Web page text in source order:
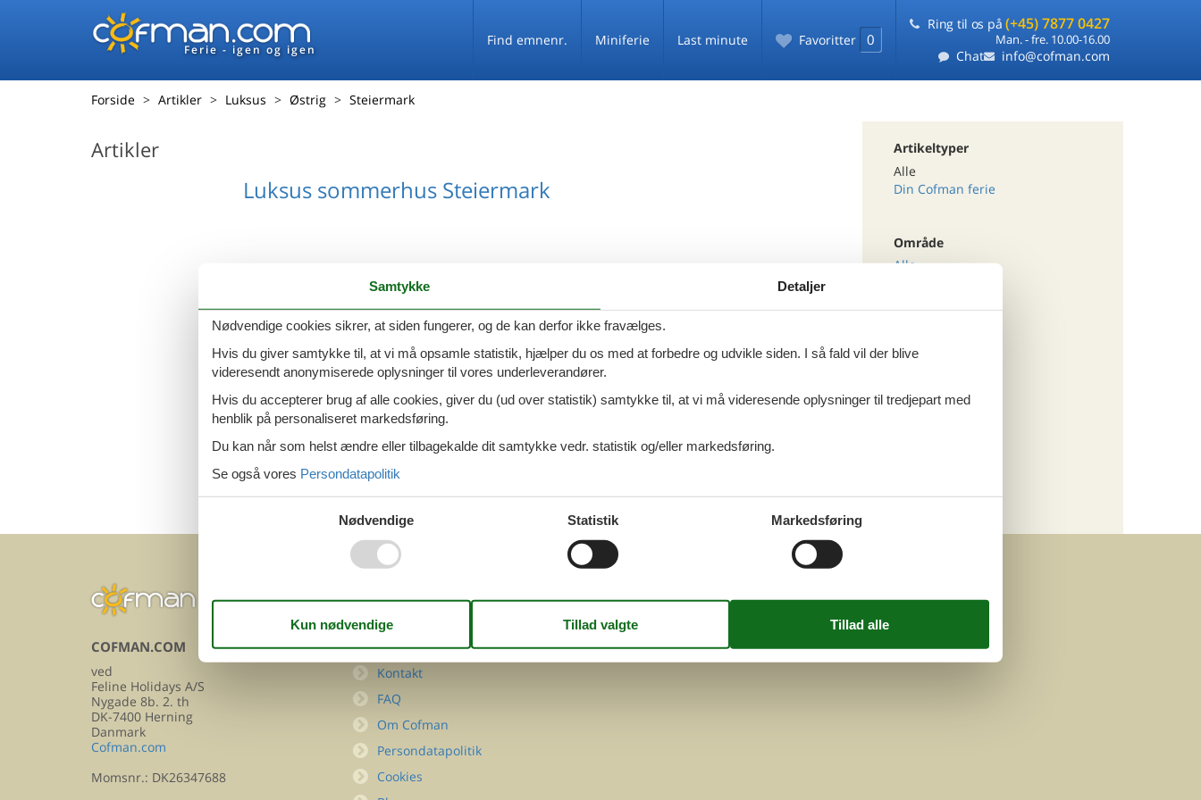
Ferie - igen og igen
Find emnenr. Miniferie Last minute Favoritter 0
Ring til os på (+45) 7877 0427
Man. - fre. 10.00-16.00
Chat info@cofman.com
Forside Artikler Luksus Østrig Steiermark
Artikler
Luksus sommerhus Steiermark
Luksus sommerhus Paal
Artikeltyper
Alle
Din Cofman ferie
Område
Alle
Alle
Luksus
COFMAN.COM
ved
Feline Holidays A/S
Nygade 8b. 2. th
DK-7400 Herning
Danmark
Cofman.com
Momsnr.: DK26347688
INFORMATION
Kontakt
FAQ
Om Cofman
Persondatapolitik
Cookies
FØLG OS PÅ
Facebook
Samtykke Detaljer
Nødvendige cookies sikrer, at siden fungerer, og de kan derfor ikke fravælges.
Hvis du giver samtykke til, at vi må opsamle statistik, hjælper du os med at forbedre og udvikle siden. I så fald vil der blive
videresendt anonymiserede oplysninger til vores underleverandører.
Hvis du accepterer brug af alle cookies, giver du (ud over statistik) samtykke til, at vi må videresende oplysninger til tredjepart med
henblik på personaliseret markedsføring.
Du kan når som helst ændre eller tilbagekalde dit samtykke vedr. statistik og/eller markedsføring.
Se også vores Persondatapolitik
Nødvendige Statistik Markedsføring